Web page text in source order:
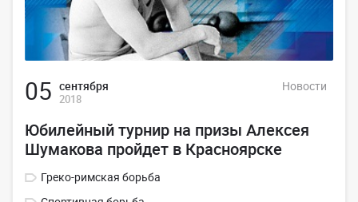
05 сентября
2018
Новости
Юбилейный турнир на призы Алексея
Шумакова пройдет в Красноярске
Греко-римская борьба